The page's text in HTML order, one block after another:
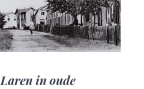
Laren in oude